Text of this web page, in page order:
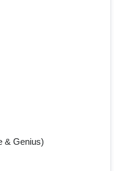
& Genius)